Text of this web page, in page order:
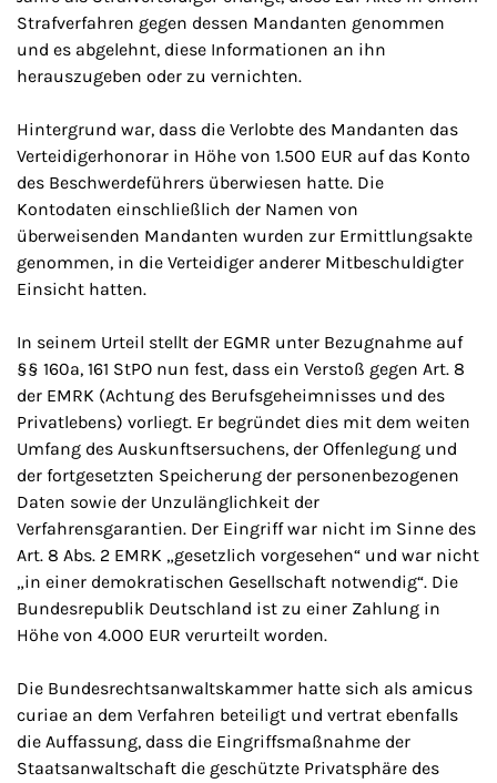
Strafverfahren gegen dessen Mandanten genommen
und es abgelehnt, diese Informationen an ihn
herauszugeben oder zu vernichten.
Hintergrund war, dass die Verlobte des Mandanten das
Verteidigerhonorar in Höhe von 1.500 EUR auf das Konto
des Beschwerdeführers überwiesen hatte. Die
Kontodaten einschließlich der Namen von
überweisenden Mandanten wurden zur Ermittlungsakte
genommen, in die Verteidiger anderer Mitbeschuldigter
Einsicht hatten.
In seinem Urteil stellt der EGMR unter Bezugnahme auf
§§ 160a, 161 StPO nun fest, dass ein Verstoß gegen Art. 8
der EMRK (Achtung des Berufsgeheimnisses und des
Privatlebens) vorliegt. Er begründet dies mit dem weiten
Umfang des Auskunftsersuchens, der Offenlegung und
der fortgesetzten Speicherung der personenbezogenen
Daten sowie der Unzulänglichkeit der
Verfahrensgarantien. Der Eingriff war nicht im Sinne des
Art. 8 Abs. 2 EMRK „gesetzlich vorgesehen“ und war nicht
„in einer demokratischen Gesellschaft notwendig“. Die
Bundesrepublik Deutschland ist zu einer Zahlung in
Höhe von 4.000 EUR verurteilt worden.
Die Bundesrechtsanwaltskammer hatte sich als amicus
curiae an dem Verfahren beteiligt und vertrat ebenfalls
die Auffassung, dass die Eingriffsmaßnahme der
Staatsanwaltschaft die geschützte Privatsphäre des